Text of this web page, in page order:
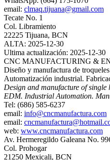
email: clmaq.tijuana@gmail.com
Tecate No. 1
Col. Libramiento
22225 Tijuana, BCN
ALTA: 2025-12-30
Ultima actualización: 2025-12-30
CNC MANUFACTURING &
Diseño y manufactura de
Automatización industrial.
Design and manufacture of
EDM. Industrial Automation.
Tel: (686) 585-6237
email: info@cncmanufactura.com
email:
web: www.cncmanufactura.com
Av. Hermeregildo Galeana No.
Col. Prohogar
21250 Mexicali, BCN